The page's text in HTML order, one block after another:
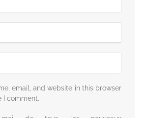
email, and website in this browser
I comment.